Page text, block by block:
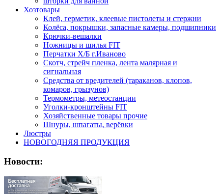
Хозтовары
Клей, герметик, клеевые пистолеты и стержни
Колёса, покрышки, запасные камеры, подшипники
Крючки-вешалки
Ножницы и шилья FIT
Перчатки Х/Б г.Иваново
Скотч, стрейч пленка, лента малярная и
сигнальная
Средства от вредителей (тараканов, клопов,
комаров, грызунов)
Термометры, метеостанции
Уголки-кронштейны FIT
Хозяйственные товары прочие
Шнуры, шпагаты, верёвки
Люстры
НОВОГОДНЯЯ ПРОДУКЦИЯ
Новости: